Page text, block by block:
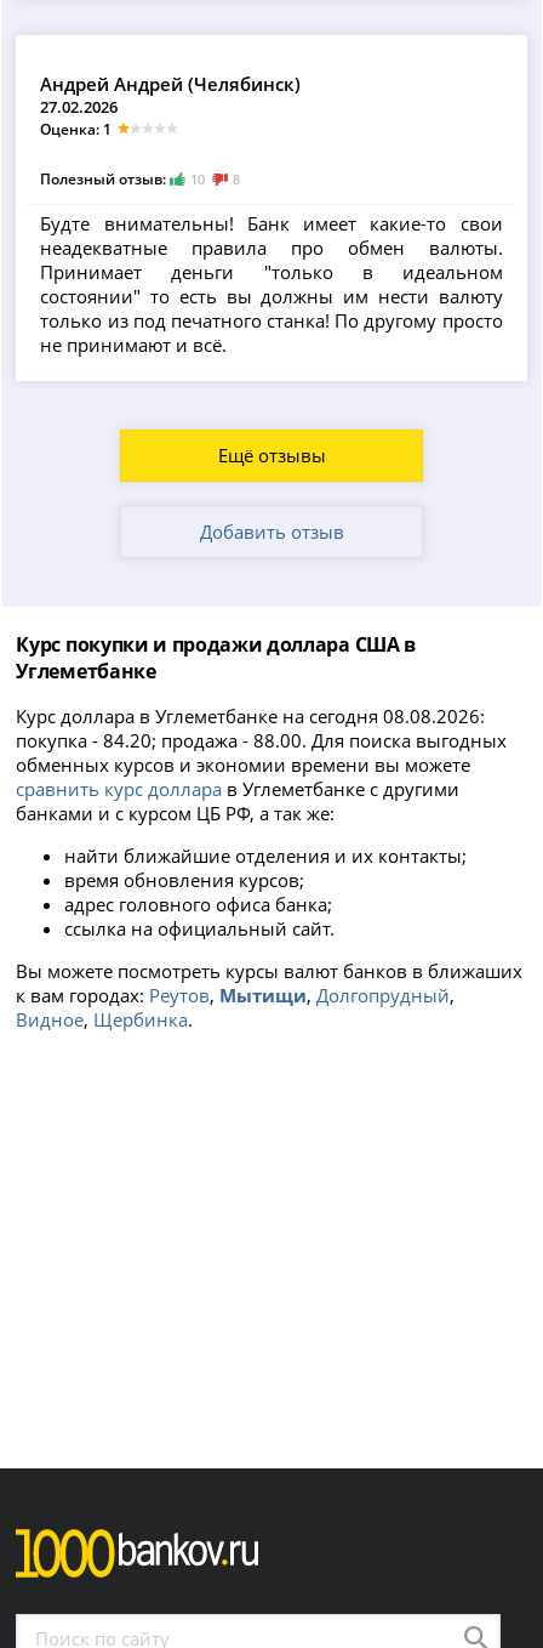
Андрей Андрей (Челябинск)
27.02.2026
Оценка: 1
Полезный отзыв: 10 8
Будте внимательны! Банк имеет какие-то свои
неадекватные правила про обмен валюты.
Принимает деньги "только в идеальном
состоянии" то есть вы должны им нести валюту
только из под печатного станка! По другому просто
не принимают и всё.
Ещё отзывы
Добавить отзыв
Курс покупки и продажи доллара США в
Углеметбанке
Курс доллара в Углеметбанке на сегодня 08.08.2026:
покупка - 84.20; продажа - 88.00. Для поиска выгодных
обменных курсов и экономии времени вы можете
сравнить курс доллара в Углеметбанке с другими
банками и с курсом ЦБ РФ, а так же:
найти ближайшие отделения и их контакты;
время обновления курсов;
адрес головного офиса банка;
ссылка на официальный сайт.
Вы можете посмотреть курсы валют банков в ближаших
к вам городах: Реутов, Мытищи,Долгопрудный,
Видное, Щербинка.